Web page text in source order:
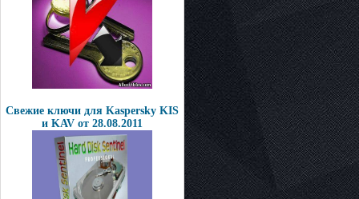
Свежие ключи для Kaspersky KIS
и KAV от 28.08.2011